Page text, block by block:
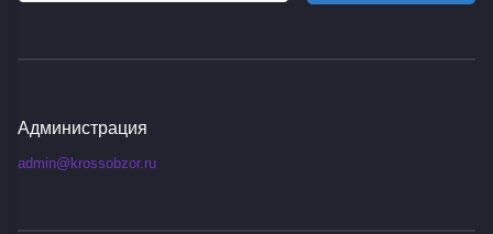
Администрация
admin@krossobzor.ru